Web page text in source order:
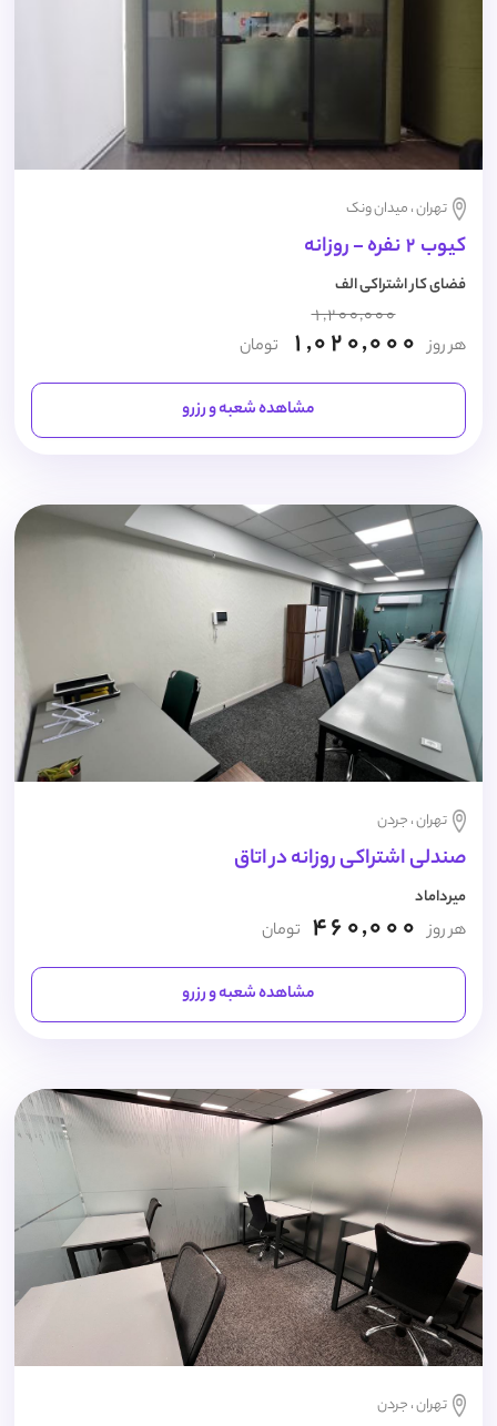
تهران ، میدان ونک
کیوب 2 نفره - روزانه
فضای کار اشتراکی الف
هر روز
1,200,000
1,020,000 تومان
مشاهده شعبه و رزرو
تهران ، جردن
صندلی اشتراکی روزانه در اتاق
میرداماد
هر روز 460,000 تومان
مشاهده شعبه و رزرو
تهران ، جردن